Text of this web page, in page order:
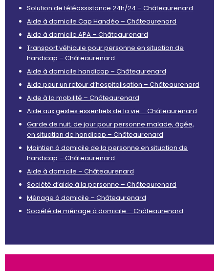
Solution de téléassistance 24h/24 – Châteaurenard
Aide à domicile Cap Handéo – Châteaurenard
Aide à domicile APA – Châteaurenard
Transport véhicule pour personne en situation de
handicap – Châteaurenard
Aide à domicile handicap – Châteaurenard
Aide pour un retour d’hospitalisation – Châteaurenard
Aide à la mobilité – Châteaurenard
Aide aux gestes essentiels de la vie – Châteaurenard
Garde de nuit, de jour pour personne malade, âgée,
en situation de handicap – Châteaurenard
Maintien à domicile de la personne en situation de
handicap – Châteaurenard
Aide à domicile – Châteaurenard
Société d’aide à la personne – Châteaurenard
Ménage à domicile – Châteaurenard
Société de ménage à domicile – Châteaurenard